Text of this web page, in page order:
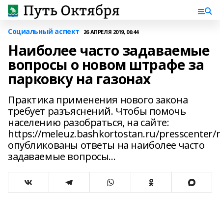
Социальный аспект 26 АПРЕЛЯ 2019, 06:44
Наиболее часто задаваемые
вопросы о новом штрафе за
парковку на газонах
Практика применения нового закона
требует разъяснений. Чтобы помочь
населению разобраться, на сайте:
https://meleuz.bashkortostan.ru/presscenter/
опубликованы ответы на наиболее часто
задаваемые вопросы...